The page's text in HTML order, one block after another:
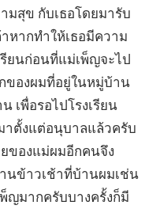
มสุข กับเธอโดยมารับ
หากทำให้เธอมีความ
ยนก่อนที่แม่เพ็ญจะไป
ของผมที่อยู่ในหมู่บ้าน
เพื่อรอไปโรงเรียน
าตั้งแต่อนุบาลแล้วครับ
ของแม่ผมอีกคนจึง
นข้าวเช้าที่บ้านผมเช่น
ญมากครับบางครั้งก็มี